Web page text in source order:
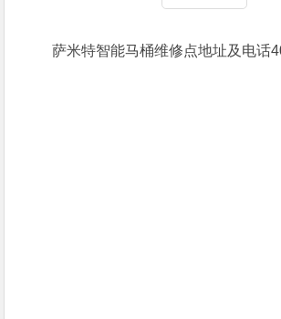
萨米特智能马桶维修点地址及电话